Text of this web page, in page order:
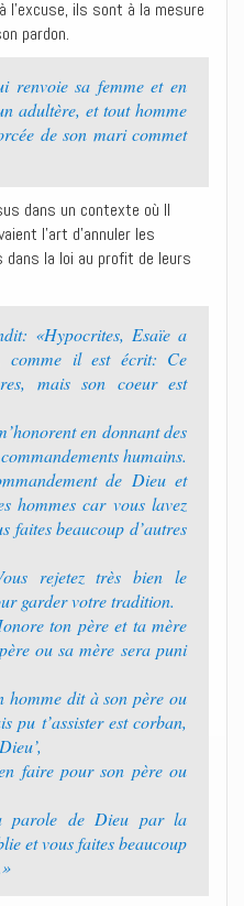
l’excuse, ils sont à la mesure
pardon.
renvoie sa femme et en
adultère, et tout homme
de son mari commet
dans un contexte où Il
l’art d’annuler les
dans la loi au profit de leurs
«Hypocrites, Esaïe a
comme il est écrit: Ce
mais son coeur est
en donnant des
humains.
de Dieu et
hommes car vous lavez
faites beaucoup d’autres
rejetez très bien le
garder votre tradition.
ton père et ta mère
ou sa mère sera puni
homme dit à son père ou
pu t’assister est corban,
faire pour son père ou
parole de Dieu par la
et vous faites beaucoup